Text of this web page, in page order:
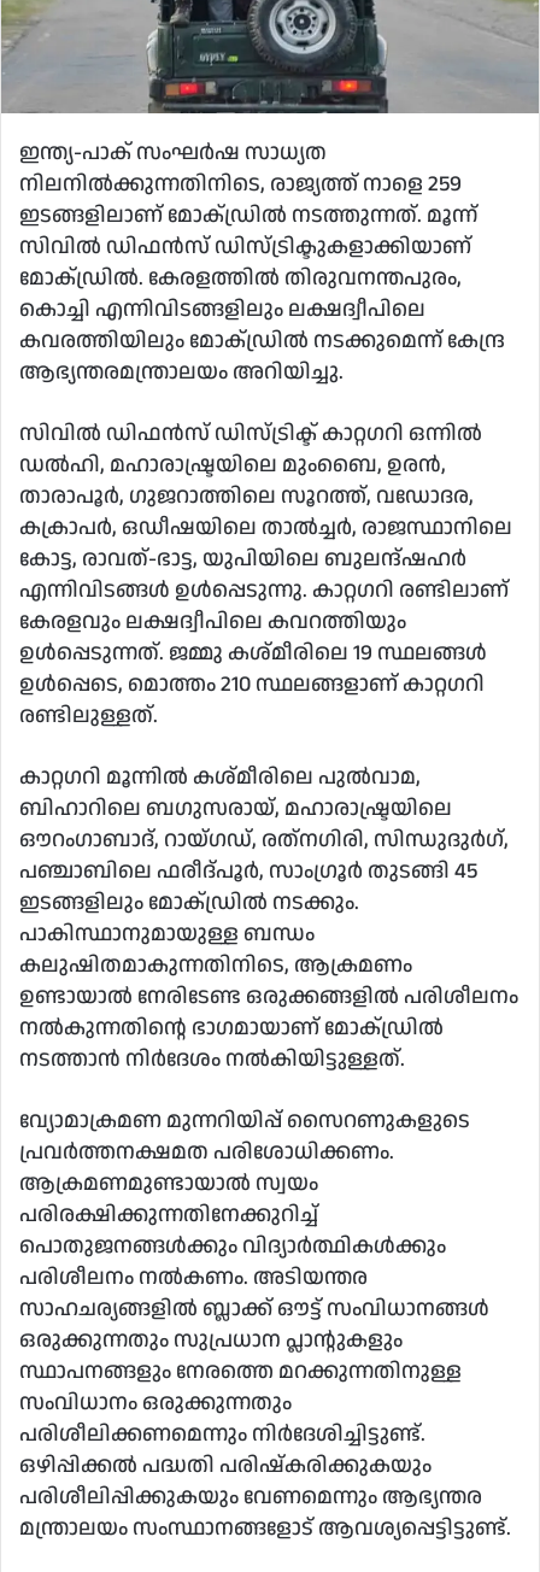
ഇന്ത്യ-പാക് സംഘര്‍ഷ സാധ്യത
നിലനില്‍ക്കുന്നതിനിടെ, രാജ്യത്ത് നാളെ 259
ഇടങ്ങളിലാണ് മോക്ഡ്രില്‍ നടത്തുന്നത്. മൂന്ന്
സിവില്‍ ഡിഫന്‍സ് ഡിസ്ട്രിക്ടുകളാക്കിയാണ്
മോക്ഡ്രില്‍. കേരളത്തില്‍ തിരുവനന്തപുരം,
കൊച്ചി എന്നിവിടങ്ങളിലും ലക്ഷദ്വീപിലെ
കവരത്തിയിലും മോക്ഡ്രില്‍ നടക്കുമെന്ന് കേന്ദ്ര
ആഭ്യന്തരമന്ത്രാലയം അറിയിച്ചു.
സിവില്‍ ഡിഫന്‍സ് ഡിസ്ട്രിക്ട് കാറ്റഗറി ഒന്നില്‍
ഡല്‍ഹി, മഹാരാഷ്ട്രയിലെ മുംബൈ, ഉരന്‍,
താരാപൂര്‍, ഗുജറാത്തിലെ സൂറത്ത്, വഡോദര,
കക്രാപര്‍, ഒഡീഷയിലെ താല്‍ച്ചര്‍, രാജസ്ഥാനിലെ
കോട്ട, രാവത്-ഭാട്ട, യുപിയിലെ ബുലന്ദ്ഷഹര്‍
എന്നിവിടങ്ങള്‍ ഉള്‍പ്പെടുന്നു. കാറ്റഗറി രണ്ടിലാണ്
കേരളവും ലക്ഷദ്വീപിലെ കവറത്തിയും
ഉള്‍പ്പെടുന്നത്. ജമ്മു കശ്മീരിലെ 19 സ്ഥലങ്ങള്‍
ഉള്‍പ്പെടെ, മൊത്തം 210 സ്ഥലങ്ങളാണ് കാറ്റഗറി
രണ്ടിലുള്ളത്.
കാറ്റഗറി മൂന്നില്‍ കശ്മീരിലെ പുല്‍വാമ,
ബിഹാറിലെ ബഗുസരായ്, മഹാരാഷ്ട്രയിലെ
ഔറംഗാബാദ്, റായ്ഗഡ്, രത്‌നഗിരി, സിന്ധുദുര്‍ഗ്,
പഞ്ചാബിലെ ഫരീദ്പൂര്‍, സാംഗ്രൂര്‍ തുടങ്ങി 45
ഇടങ്ങളിലും മോക്ഡ്രില്‍ നടക്കും.
പാകിസ്ഥാനുമായുള്ള ബന്ധം
കലുഷിതമാകുന്നതിനിടെ, ആക്രമണം
ഉണ്ടായാല്‍ നേരിടേണ്ട ഒരുക്കങ്ങളില്‍ പരിശീലനം
നല്‍കുന്നതിന്റെ ഭാഗമായാണ് മോക്ഡ്രില്‍
നടത്താന്‍ നിര്‍ദേശം നല്‍കിയിട്ടുള്ളത്.
വ്യോമാക്രമണ മുന്നറിയിപ്പ് സൈറണുകളുടെ
പ്രവര്‍ത്തനക്ഷമത പരിശോധിക്കണം.
ആക്രമണമുണ്ടായാല്‍ സ്വയം
പരിരക്ഷിക്കുന്നതിനേക്കുറിച്ച്
പൊതുജനങ്ങള്‍ക്കും വിദ്യാര്‍ത്ഥികള്‍ക്കും
പരിശീലനം നല്‍കണം. അടിയന്തര
സാഹചര്യങ്ങളില്‍ ബ്ലാക്ക് ഔട്ട് സംവിധാനങ്ങള്‍
ഒരുക്കുന്നതും സുപ്രധാന പ്ലാന്റുകളും
സ്ഥാപനങ്ങളും നേരത്തെ മറക്കുന്നതിനുള്ള
സംവിധാനം ഒരുക്കുന്നതും
പരിശീലിക്കണമെന്നും നിര്‍ദേശിച്ചിട്ടുണ്ട്.
ഒഴിപ്പിക്കല്‍ പദ്ധതി പരിഷ്‌കരിക്കുകയും
പരിശീലിപ്പിക്കുകയും വേണമെന്നും ആഭ്യന്തര
മന്ത്രാലയം സംസ്ഥാനങ്ങളോട് ആവശ്യപ്പെട്ടിട്ടുണ്ട്.